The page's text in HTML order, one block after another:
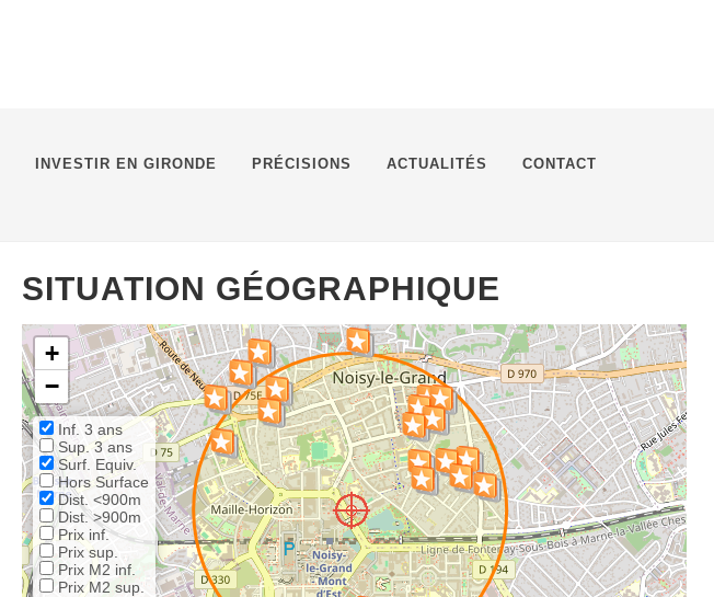
INVESTIR EN GIRONDE PRÉCISIONS ACTUALITÉS CONTACT
SITUATION GÉOGRAPHIQUE
+
−
Inf. 3 ans
Sup. 3 ans
Surf. Equiv.
Hors Surface
Dist. <900m
Dist. >900m
Prix inf.
Prix sup.
Prix M2 inf.
Prix M2 sup.